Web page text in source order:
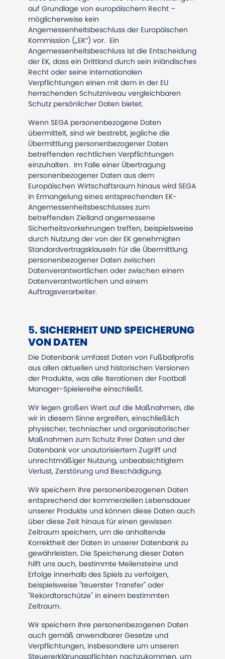
auf Grundlage von europäischem Recht –
möglicherweise kein
Angemessenheitsbeschluss der Europäischen
Kommission („EK“) vor. Ein
Angemessenheitsbeschluss ist die Entscheidung
der EK, dass ein Drittland durch sein inländisches
Recht oder seine internationalen
Verpflichtungen einen mit dem in der EU
herrschenden Schutzniveau vergleichbaren
Schutz persönlicher Daten bietet.
Wenn SEGA personenbezogene Daten
übermittelt, sind wir bestrebt, jegliche die
Übermittlung personenbezogener Daten
betreffenden rechtlichen Verpflichtungen
einzuhalten. Im Falle einer Übertragung
personenbezogener Daten aus dem
Europäischen Wirtschaftsraum hinaus wird SEGA
in Ermangelung eines entsprechenden EK-
Angemessenheitsbeschlusses zum
betreffenden Zielland angemessene
Sicherheitsvorkehrungen treffen, beispielsweise
durch Nutzung der von der EK genehmigten
Standardvertragsklauseln für die Übermittlung
personenbezogener Daten zwischen
Datenverantwortlichen oder zwischen einem
Datenverantwortlichen und einem
Auftragsverarbeiter.
​​​​​​​5.SICHERHEIT UND SPEICHERUNG
VON DATEN
Die Datenbank umfasst Daten von Fußballprofis
aus allen aktuellen und historischen Versionen
der Produkte, was alle Iterationen der Football
Manager-Spielereihe einschließt.
Wir legen großen Wert auf die Maßnahmen, die
wir in diesem Sinne ergreifen, einschließlich
physischer, technischer und organisatorischer
Maßnahmen zum Schutz Ihrer Daten und der
Datenbank vor unautorisiertem Zugriff und
unrechtmäßiger Nutzung, unbeabsichtigtem
Verlust, Zerstörung und Beschädigung.
Wir speichern Ihre personenbezogenen Daten
entsprechend der kommerziellen Lebensdauer
unserer Produkte und können diese Daten auch
über diese Zeit hinaus für einen gewissen
Zeitraum speichern, um die anhaltende
Korrektheit der Daten in unserer Datenbank zu
gewährleisten. Die Speicherung dieser Daten
hilft uns auch, bestimmte Meilensteine und
Erfolge innerhalb des Spiels zu verfolgen,
beispielsweise "teuerster Transfer" oder
"Rekordtorschütze" in einem bestimmten
Zeitraum.
Wir speichern Ihre personenbezogenen Daten
auch gemäß anwendbarer Gesetze und
Verpflichtungen, insbesondere um unseren
Steuererklärungspflichten nachzukommen, um